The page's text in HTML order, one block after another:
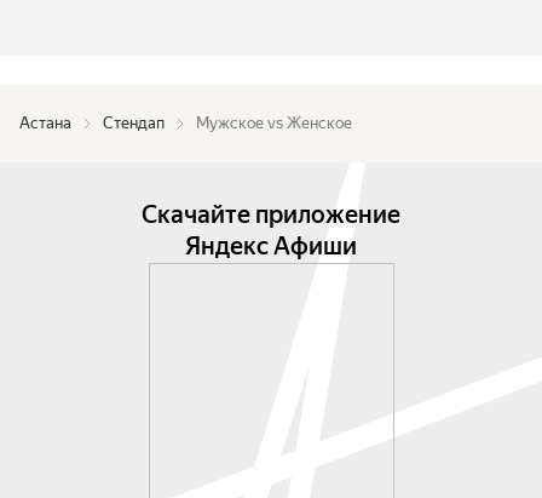
Астана Стендап Мужское vs Женское
Скачайте приложение
Яндекс Афиши